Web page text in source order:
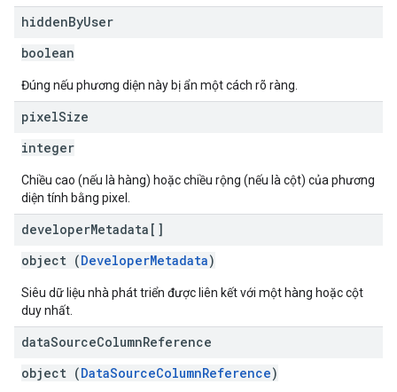
hiddenByUser
boolean
Đúng nếu phương diện này bị ẩn một cách rõ ràng.
pixelSize
integer
Chiều cao (nếu là hàng) hoặc chiều rộng (nếu là cột) của phương
diện tính bằng pixel.
developerMetadata[]
object (DeveloperMetadata)
Siêu dữ liệu nhà phát triển được liên kết với một hàng hoặc cột
duy nhất.
dataSourceColumnReference
object (DataSourceColumnReference)